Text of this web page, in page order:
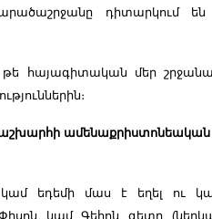
դիտարկում են
հայագիտական մեր
աշխարհի ամենաքրիստոնեական
կամ եդեմի մաս է եղել ու
կամ Գեհոն գետը